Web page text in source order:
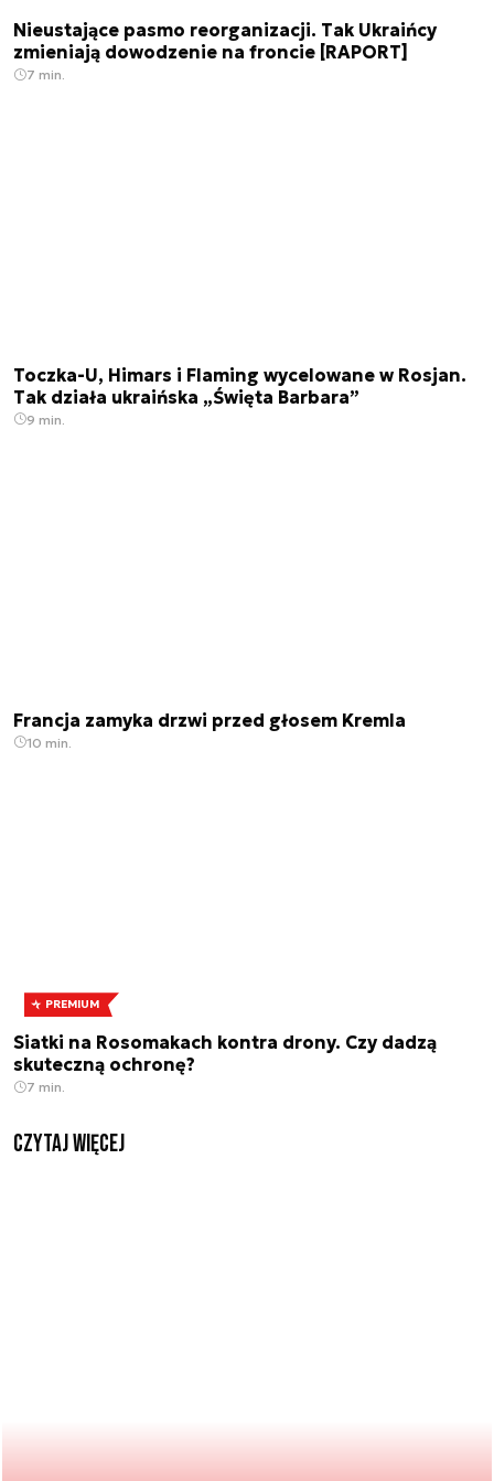
Nieustające pasmo reorganizacji. Tak Ukraińcy
zmieniają dowodzenie na froncie [RAPORT]
7 min.
Toczka-U, Himars i Flaming wycelowane w Rosjan.
Tak działa ukraińska „Święta Barbara”
9 min.
Francja zamyka drzwi przed głosem Kremla
10 min.
PREMIUM
Siatki na Rosomakach kontra drony. Czy dadzą
skuteczną ochronę?
7 min.
czytaj więcej